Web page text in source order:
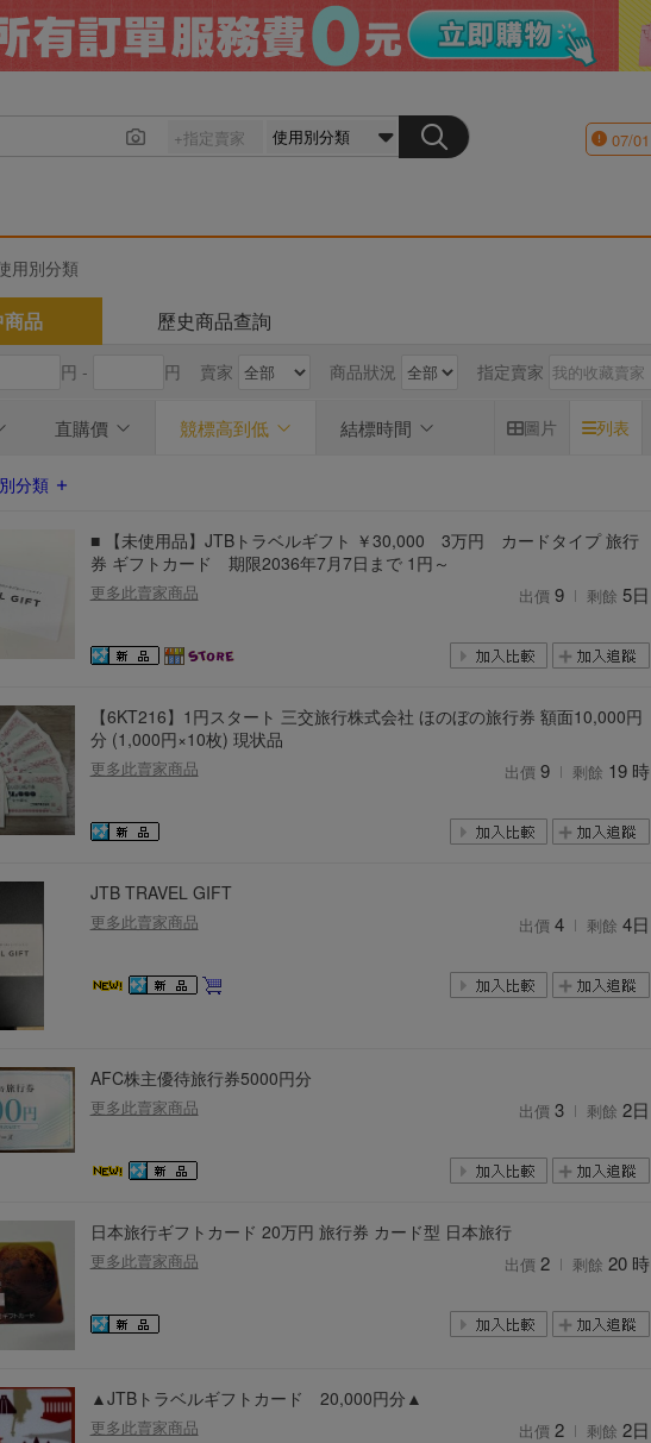
07/01
用別分類
品 歷史商品查詢
円 - 円 賣家 商品狀況 指定賣家
直購價 競標高到低 結標時間 圖片 列表
分類
■ 【未使用品】JTBトラベルギフト ￥30,000 3万円 カードタイプ 旅行
券 ギフトカード 期限2036年7月7日まで 1円～
更多此賣家商品 出價 9 剩餘 5日
【6KT216】1円スタート 三交旅行株式会社 ほのぼの旅行券 額面10,000円
分 (1,000円×10枚) 現状品
更多此賣家商品 出價 9 剩餘 19 時
JTB TRAVEL GIFT
更多此賣家商品 出價 4 剩餘 4日
AFC株主優待旅行券5000円分
更多此賣家商品 出價 3 剩餘 2日
日本旅行ギフトカード 20万円 旅行券 カード型 日本旅行
更多此賣家商品 出價 2 剩餘 20 時
▲JTBトラベルギフトカード 20,000円分▲
更多此賣家商品 出價 2 剩餘 2日